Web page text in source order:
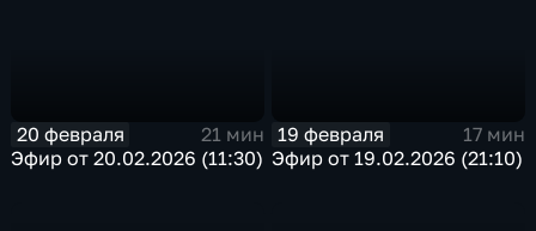
20 февраля
21 мин
Эфир от 20.02.2026 (11:30)
19 февраля
17 мин
Эфир от 19.02.2026 (21:10)